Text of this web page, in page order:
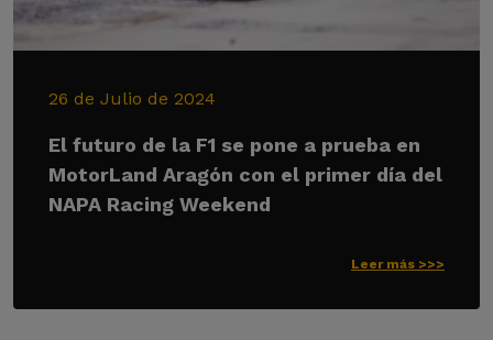
26 de Julio de 2024
El futuro de la F1 se pone a prueba en
MotorLand Aragón con el primer día del
NAPA Racing Weekend
Leer más >>>